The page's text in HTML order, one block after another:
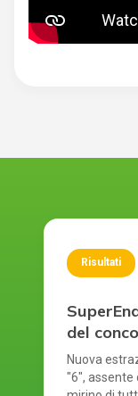
Risultati
del
agosto
Nuova
"6", assente